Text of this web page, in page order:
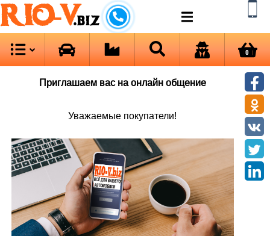
RIO-V.biz
0
Приглашаем вас на онлайн общение
Уважаемые покупатели!